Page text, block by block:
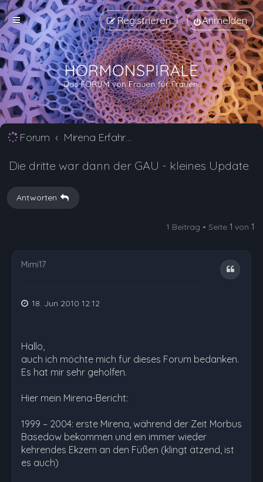
Anmelden
Registrieren
Forum Mirena Erfahrungsberichte und Nebenwirkungen
Die dritte war dann der GAU - kleines Update
Antworten
1 Beitrag • Seite 1 von 1
Mimi17 Zitat
18. Jun 2010 12:12
Hallo,
auch ich möchte mich für dieses Forum bedanken.
Es hat mir sehr geholfen.
Hier mein Mirena-Bericht:
1999 – 2004: erste Mirena, während der Zeit Morbus
Basedow bekommen und ein immer wieder
kehrendes Ekzem an den Füßen (klingt ätzend, ist
es auch)